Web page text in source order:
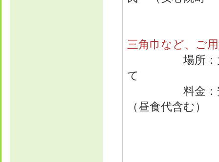
三角巾など、ご
場所：大分
て
料金：安心
（昼食代含む）